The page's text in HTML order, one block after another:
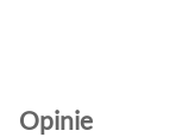
c
Opinie